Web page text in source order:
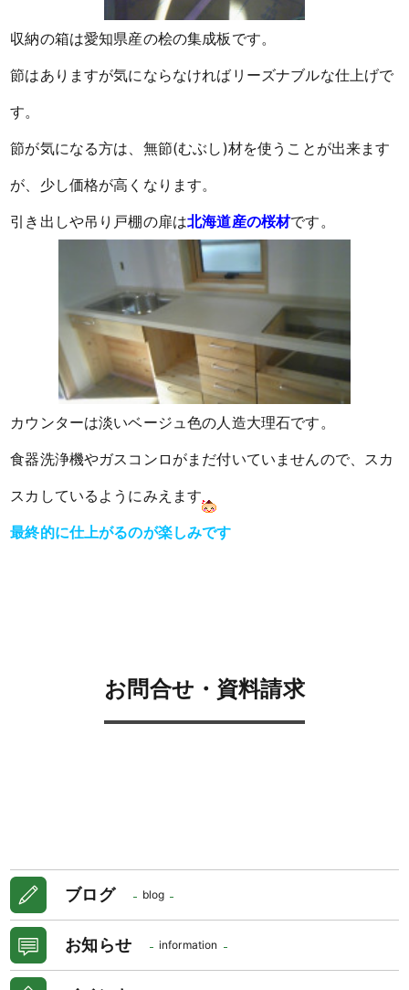
収納の箱は愛知県産の桧の集成板です。
節はありますが気にならなければリーズナブルな仕上げで
す。
節が気になる方は、無節(むぶし)材を使うことが出来ます
が、少し価格が高くなります。
引き出しや吊り戸棚の扉は北海道産の桜材です。
カウンターは淡いベージュ色の人造大理石です。
食器洗浄機やガスコンロがまだ付いていませんので、スカ
スカしているようにみえます
最終的に仕上がるのが楽しみです
お問合せ・資料請求
ブログ blog
お知らせ information